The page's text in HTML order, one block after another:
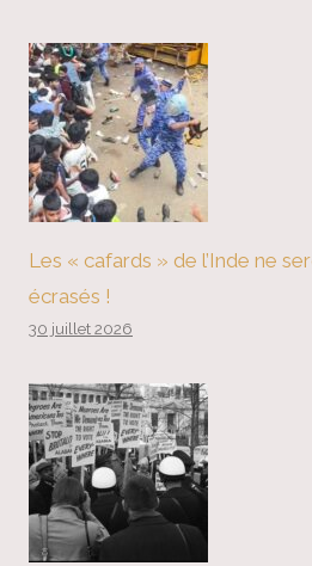
Les « cafards » de l’Inde ne
écrasés !
30 juillet 2026